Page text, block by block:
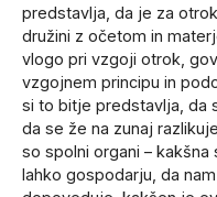
predstavlja, da je za
družini z očetom in
vlogo pri vzgoji otrok,
vzgojnem principu in
si to bitje predstavlja, da
da se že na zunaj
so spolni organi –
lahko gospodarju, da